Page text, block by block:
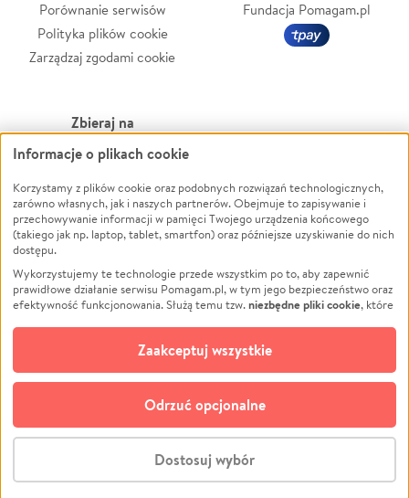
Stwórz zbiórkę - za darmo
Porównanie serwisów
Polityka plików cookie
Zarządzaj zgodami cookie
Fundacja Pomagam.pl
Zbieraj na
Leczenie
Zwierzęta
Pożar
Ukraina
Pomoc Finansowa
Projekty
Pogrzeb
Społeczność lokalna
Kultura
Powódź
Wichura
NGO
Edukacja
Podróż
Impreza
Ochrona środowiska
Biznes
© CROWDING SP. Z O.O.
Informacje o plikach cookie
Korzystamy z plików cookie oraz podobnych rozwiązań technologicznych,
zarówno własnych, jak i naszych partnerów. Obejmuje to zapisywanie i
przechowywanie informacji w pamięci Twojego urządzenia końcowego
(takiego jak np. laptop, tablet, smartfon) oraz późniejsze uzyskiwanie do nich
dostępu.
Wykorzystujemy te technologie przede wszystkim po to, aby zapewnić
prawidłowe działanie serwisu Pomagam.pl, w tym jego bezpieczeństwo oraz
efektywność funkcjonowania. Służą temu tzw.niezbędne pliki cookie, które
opcjonalnych plików cookie
technologii do celów analitycznych i retargetingowych. Możesz wyrazić
zgodę na ich stosowanie lub jej odmówić. W dowolnym momencie masz
możliwość zmiany swoich preferencji na stronie „Zarządzaj zgodami cookie”,
do której link znajdziesz w stopce serwisu Pomagam.pl. Opcjonalne pliki
cookie wykorzystywane są w następujących celach:
działanie serwisu Pomagam.pl. Dzięki nim możemy zrozumieć, jak
użytkownicy korzystają z naszego serwisu – skąd trafiają do serwisu, jak
Dostosuj wybór
Odrzuć opcjonalne
Zaakceptuj wszystkie